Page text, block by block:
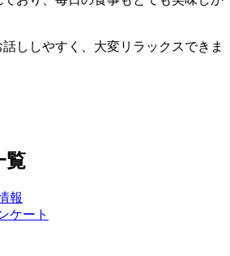
ししやすく、大変リラックスできま
報
ケート